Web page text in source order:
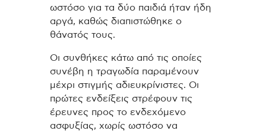
ωστόσο για τα δύο παιδιά ήταν ήδη
αργά, καθώς διαπιστώθηκε ο
θάνατός τους.
Οι συνθήκες κάτω από τις οποίες
συνέβη η τραγωδία παραμένουν
μέχρι στιγμής αδιευκρίνιστες. Οι
πρώτες ενδείξεις στρέφουν τις
έρευνες προς το ενδεχόμενο
ασφυξίας, χωρίς ωστόσο να